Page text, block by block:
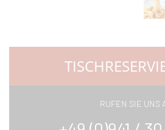
RUFEN SIE UNS